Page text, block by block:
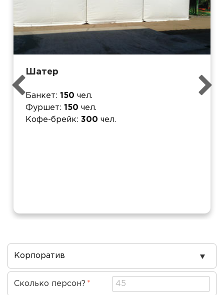
Шатер
Банкет 150 чел.
Фуршет
150 чел.
Кофе-брейк
300 чел.
Повод
проведения
Сколько персон?